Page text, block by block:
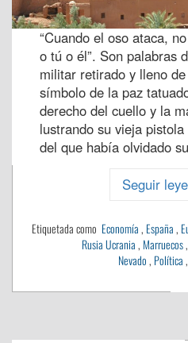
“Cuando el oso ataca,
o tú o él”. Son palabras
militar retirado y lleno
símbolo de la paz
derecho del cuello y la
lustrando su vieja
del que había olvidado su
Seguir
Etiquetada como Economía, España,
Rusia Ucrania, Marruecos,
Nevado, Política,